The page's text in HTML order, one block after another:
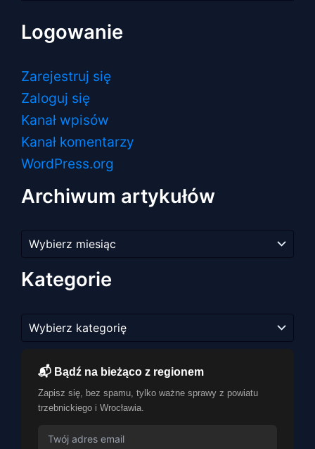
Logowanie
Zarejestruj się
Zaloguj się
Kanał wpisów
Kanał komentarzy
WordPress.org
Archiwum artykułów
artykułów
Kategorie
📬 Bądź na bieżąco z regionem
Zapisz się, bez spamu, tylko ważne sprawy z powiatu
trzebnickiego i Wrocławia.